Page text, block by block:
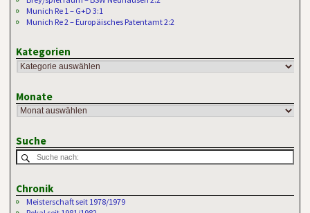
Munich Re 1 – G+D 3:1
Munich Re 2 – Europäisches Patentamt 2:2
Kategorien
Monate
Suche
Chronik
Meisterschaft seit 1978/1979